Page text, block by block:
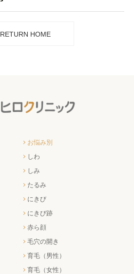
RETURN HOME
お悩み別
しわ
しみ
たるみ
にきび
にきび跡
赤ら顔
毛穴の開き
育毛（男性）
育毛（女性）